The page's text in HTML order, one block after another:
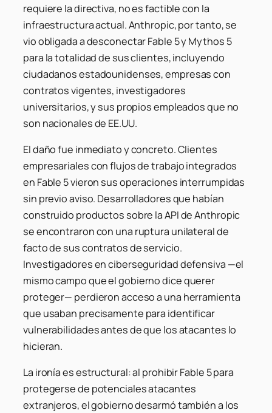
requiere la directiva, no es factible con la
infraestructura actual. Anthropic, por tanto, se
vio obligada a desconectar Fable 5 y Mythos 5
para la totalidad de sus clientes, incluyendo
ciudadanos estadounidenses, empresas con
contratos vigentes, investigadores
universitarios, y sus propios empleados que no
son nacionales de EE.UU.
El daño fue inmediato y concreto. Clientes
empresariales con flujos de trabajo integrados
en Fable 5 vieron sus operaciones interrumpidas
sin previo aviso. Desarrolladores que habían
construido productos sobre la API de Anthropic
se encontraron con una ruptura unilateral de
facto de sus contratos de servicio.
Investigadores en ciberseguridad defensiva —el
mismo campo que el gobierno dice querer
proteger— perdieron acceso a una herramienta
que usaban precisamente para identificar
vulnerabilidades antes de que los atacantes lo
hicieran.
La ironía es estructural: al prohibir Fable 5 para
protegerse de potenciales atacantes
extranjeros, el gobierno desarmó también a los